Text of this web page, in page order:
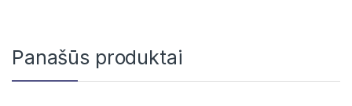
Panašūs produktai